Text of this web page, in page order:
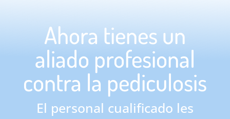
Ahora tienes un
aliado profesional
contra la pediculosis
El personal cualificado les